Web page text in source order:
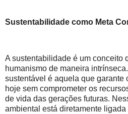
Sustentabilidade como Meta
A sustentabilidade é um conceito
humanismo de maneira
sustentável é aquela que garante
hoje sem comprometer os
de vida das gerações futuras.
ambiental está diretamente ligada